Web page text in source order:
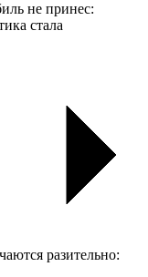
не принес:
стала
разительно: